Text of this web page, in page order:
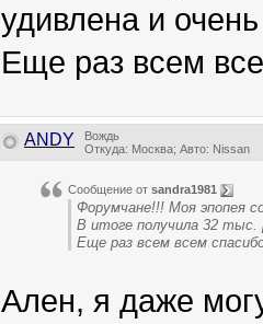
удивлена и
Еще раз всем
ANDY
Вождь
Откуда: Москва; Авто: Nissan
Сообщение от sandra1981
Форумчане!!! Моя эпопея
В итоге получила 32 тыс.
Еще раз всем всем
Ален, я даже